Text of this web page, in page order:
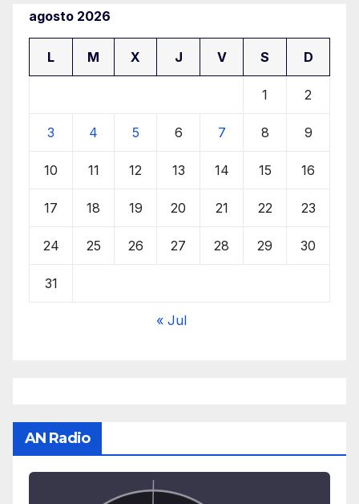
agosto 2026
L M X J V S D
1 2
3 4 5 6 7 8 9
10 11 12 13 14 15 16
17 18 19 20 21 22 23
24 25 26 27 28 29 30
31
« Jul
AN Radio